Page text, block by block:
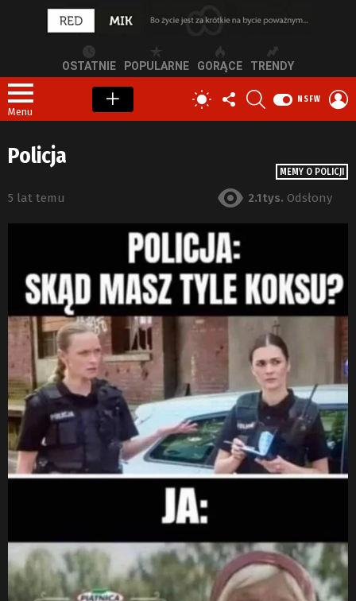
OSTATNIE POPULARNE GORĄCE TRENDY
Menu
PRZEŁĄCZ
SKÓRKĘ
OBSERWUJ
NAS
NSFW
MEMY O POLICJI
Policja
5 lat temu 2.1tys. Odsłony